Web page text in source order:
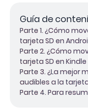
Guía de
Parte 1. ¿Cómo
tarjeta SD en
Parte 2. ¿Cómo
tarjeta SD en Kindle
Parte 3. ¿La mejor
audibles a la
Parte 4. Para